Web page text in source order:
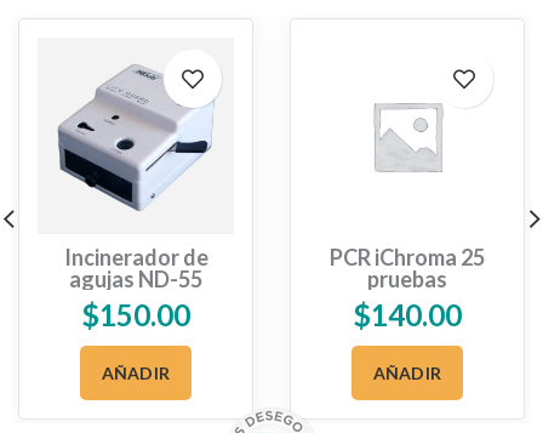
Incinerador de
agujas ND-55
$150.00
AÑADIR
PCR iChroma 25
pruebas
$140.00
AÑADIR